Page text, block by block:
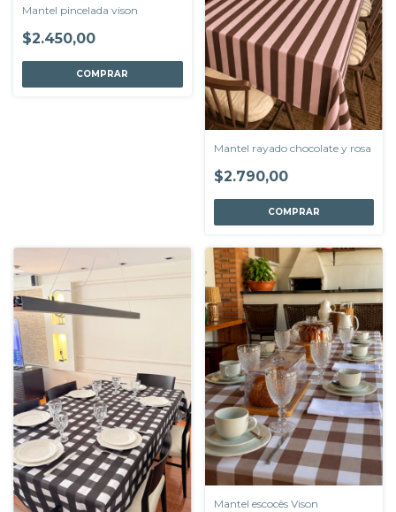
Mantel pincelada vison
$2.450,00
COMPRAR
Mantel rayado chocolate y rosa
$2.790,00
COMPRAR
Mantel escocês Vison